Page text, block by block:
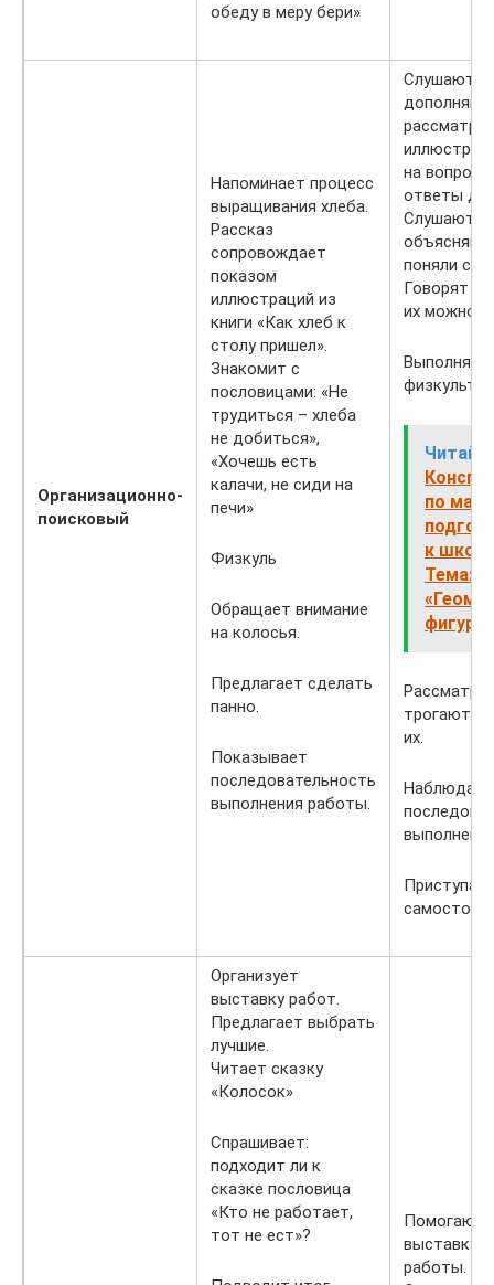
обеду в меру бери»
Организационно-
поисковый
Напоминает процесс
выращивания хлеба.
Рассказ
сопровождает
показом
иллюстраций из
книги «Как хлеб к
столу пришел».
Знакомит с
пословицами: «Не
трудиться – хлеба
не добиться»,
«Хочешь есть
калачи, не сиди на
печи»
Физкуль
Обращает внимание
на колосья.
Предлагает сделать
панно.
Показывает
последовательность
выполнения работы.
Слушают
дополняют
на
ответы
Слушают
поняли
Говорят в
их можно
по
к
Тема:
трогают
их.
Организует
выставку работ.
Предлагает выбрать
лучшие.
Читает сказку
«Колосок»
Спрашивает:
подходит ли к
сказке пословица
«Кто не работает,
тот не ест»?
Помогают
выставку,
работы.